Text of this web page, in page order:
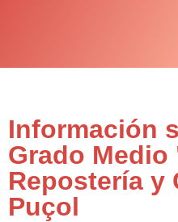
Información
Grado Medio
Repostería y
Puçol